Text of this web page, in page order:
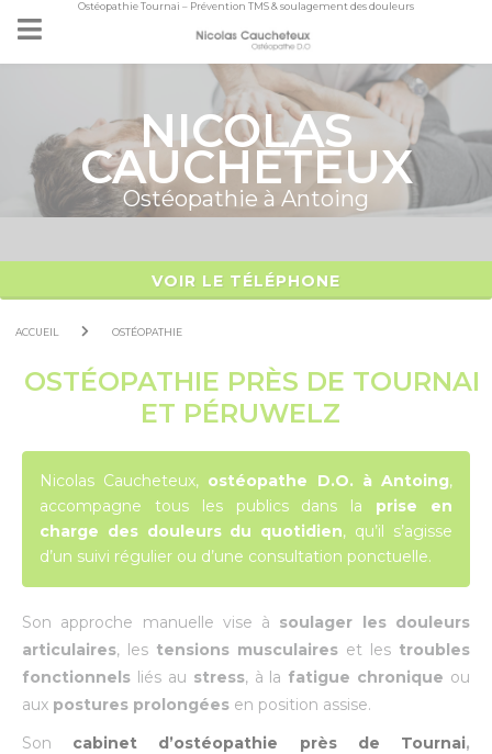
Ostéopathie Tournai – Prévention TMS & soulagement des douleurs
NICOLAS
CAUCHETEUX
Ostéopathie à Antoing
VOIR LE TÉLÉPHONE
ACCUEIL OSTÉOPATHIE
OSTÉOPATHIE PRÈS DE TOURNAI
ET PÉRUWELZ
Nicolas Caucheteux, ostéopathe D.O. à Antoing,
accompagne tous les publics dans la prise en
charge des douleurs du quotidien, qu’il s’agisse
d’un suivi régulier ou d’une consultation ponctuelle.
Son approche manuelle vise à soulager les douleurs
articulaires, les tensions musculaires et les troubles
fonctionnels liés au stress, à la fatigue chronique ou
aux postures prolongées en position assise.
Son cabinet d’ostéopathie près de Tournai,
Panneau de gestion des cookies